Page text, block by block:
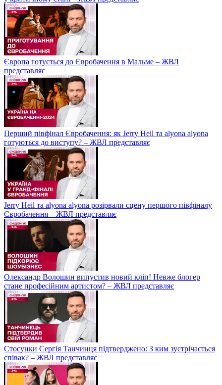
Європа готується до Євробачення в Мальме – ЖВЛ
представляє
Перший півфінал Євробачення: як Jerry Heil та alyona alyona
готуються до виступу? – ЖВЛ представляє
Jerry Heil та аlyona аlyona розірвали сцену першого півфіналу
Євробачення – ЖВЛ представляє
Олександр Волошин випустив новий кліп! Невже блогер
стане професійним артистом? – ЖВЛ представляє
Стосунки Сергія Танчинця підтверджено: З ким зустрічається
співак? – ЖВЛ представляє